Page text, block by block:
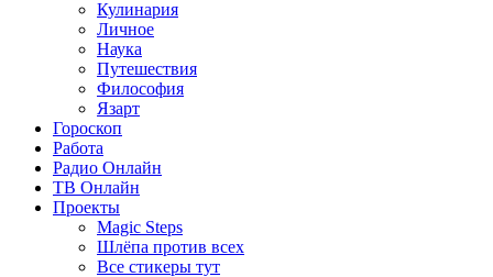
Кулинария
Личное
Наука
Путешествия
Философия
Язарт
Гороскоп
Работа
Радио Онлайн
ТВ Онлайн
Проекты
Magic Steps
Шлёпа против всех
Все стикеры тут